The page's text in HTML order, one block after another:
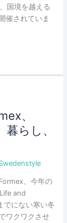
国境を越える
催されていま
、
らし、
、今年の
and
でにない寒い冬
ワクワクさせ